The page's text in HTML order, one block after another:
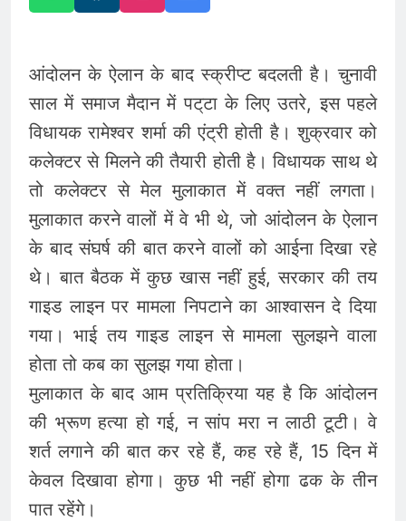
आंदोलन के ऐलान के बाद स्क्रीप्ट बदलती है। चुनावी
साल में समाज मैदान में पट्‌टा के लिए उतरे, इस पहले
विधायक रामेश्वर शर्मा की एंट्री होती है। शुक्रवार को
कलेक्टर से मिलने की तैयारी होती है। विधायक साथ थे
तो कलेक्टर से मेल मुलाकात में वक्त नहीं लगता।
मुलाकात करने वालों में वे भी थे, जो आंदोलन के ऐलान
के बाद संघर्ष की बात करने वालों को आईना दिखा रहे
थे। बात बैठक में कुछ खास नहीं हुई, सरकार की तय
गाइड लाइन पर मामला निपटाने का आश्वासन दे दिया
गया। भाई तय गाइड लाइन से मामला सुलझने वाला
होता तो कब का सुलझ गया होता।
मुलाकात के बाद आम प्रतिक्रिया यह है कि आंदोलन
की भ्रूण हत्या हो गई, न सांप मरा न लाठी टूटी। वे
शर्त लगाने की बात कर रहे हैं, कह रहे हैं, 15 दिन में
केवल दिखावा होगा। कुछ भी नहीं होगा ढक के तीन
पात रहेंगे।